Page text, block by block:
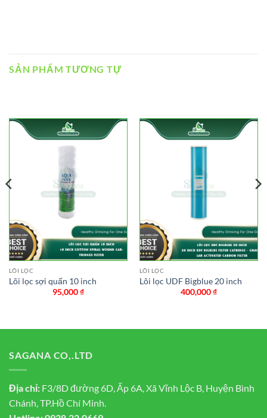
SẢN PHẨM TƯƠNG TỰ
LÕI LỌC
Lõi lọc sợi quấn 10 inch
95,000₫
LÕI LỌC
Lõi lọc UDF Bigblue 20 inch
400,000₫
SAGANA CO,.LTD
Địa chỉ: F3/8D đường 6D, Ấp 6A, Xã Vĩnh Lộc B, Huyện Bình
Chánh, TP.Hồ Chí Minh.